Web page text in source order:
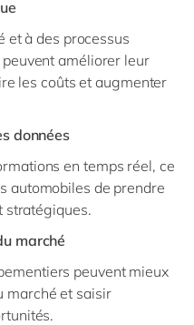
et à des processus
améliorer leur
les coûts et augmenter
données
en temps réel, ce
automobiles de prendre
stratégiques.
marché
peuvent mieux
marché et saisir